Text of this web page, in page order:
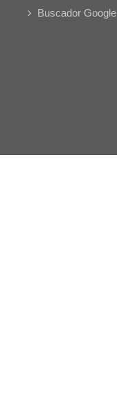
Buscador Google